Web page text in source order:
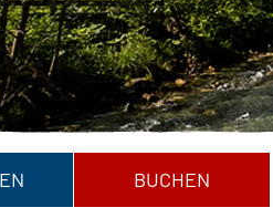
BUCHEN